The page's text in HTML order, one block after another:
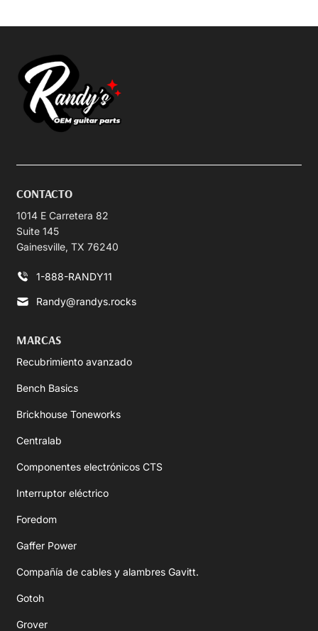
CONTACTO
1014 E Carretera 82
Suite 145
Gainesville, TX 76240
1-888-RANDY11
Randy@randys.rocks
MARCAS
Recubrimiento avanzado
Bench Basics
Brickhouse Toneworks
Centralab
Componentes electrónicos CTS
Interruptor eléctrico
Foredom
Gaffer Power
Compañía de cables y alambres Gavitt.
Gotoh
Grover